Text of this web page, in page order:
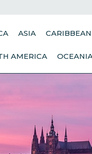
ASIA CARIBBEAN
AMERICA